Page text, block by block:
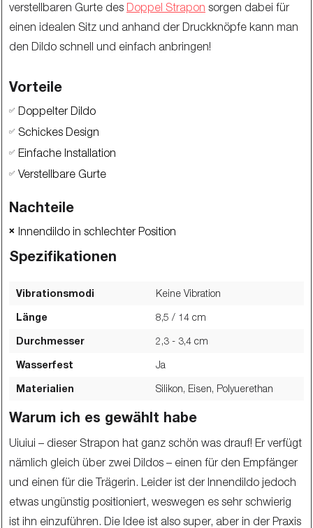
verstellbaren Gurte des Doppel Strapon sorgen dabei für
einen idealen Sitz und anhand der Druckknöpfe kann man
den Dildo schnell und einfach anbringen!
Vorteile
✅ Doppelter Dildo
✅ Schickes Design
✅ Einfache Installation
✅ Verstellbare Gurte
Nachteile
❌ Innendildo in schlechter Position
Spezifikationen
Vibrationsmodi
Keine Vibration
Länge
8,5 / 14 cm
Durchmesser
2,3 - 3,4 cm
Wasserfest
Ja
Materialien
Silikon, Eisen, Polyuerethan
Warum ich es gewählt habe
Uiuiui – dieser Strapon hat ganz schön was drauf! Er verfügt
nämlich gleich über zwei Dildos – einen für den Empfänger
und einen für die Trägerin. Leider ist der Innendildo jedoch
etwas ungünstig positioniert, weswegen es sehr schwierig
ist ihn einzuführen. Die Idee ist also super, aber in der Praxis